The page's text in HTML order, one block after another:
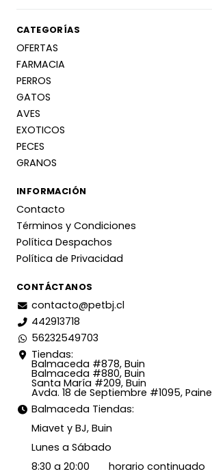
CATEGORÍAS
OFERTAS
FARMACIA
PERROS
GATOS
AVES
EXOTICOS
PECES
GRANOS
INFORMACIÓN
Contacto
Términos y Condiciones
Política Despachos
Política de Privacidad
CONTÁCTANOS
contacto@petbj.cl
442913718
56232549703
Tiendas:
Balmaceda #878, Buin
Balmaceda #880, Buin
Santa María #209, Buin
Avda. 18 de Septiembre #1095, Paine
Balmaceda Tiendas:
Miavet y BJ, Buin
Lunes a Sábado
8:30 a 20:00 horario continuado